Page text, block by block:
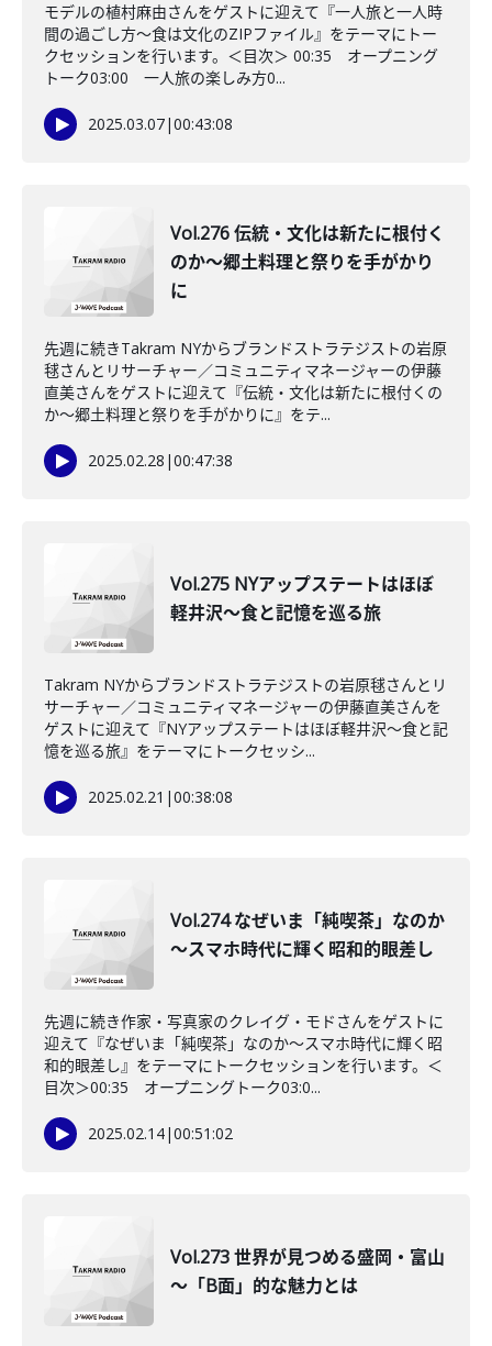
モデルの植村麻由さんをゲストに迎えて『一人旅と一人時
間の過ごし方～食は文化のZIPファイル』をテーマにトー
クセッションを行います。＜目次＞ 00:35 オープニング
トーク03:00 一人旅の楽しみ方0...
2025.03.07|00:43:08
Vol.276 伝統・文化は新たに根付く
のか～郷土料理と祭りを手がかり
に
先週に続きTakram NYからブランドストラテジストの岩原
毬さんとリサーチャー／コミュニティマネージャーの伊藤
直美さんをゲストに迎えて『伝統・文化は新たに根付くの
か～郷土料理と祭りを手がかりに』をテ...
2025.02.28 |00:47:38
Vol.275 NYアップステートはほぼ
軽井沢～食と記憶を巡る旅
Takram NYからブランドストラテジストの岩原毬さんとリ
サーチャー／コミュニティマネージャーの伊藤直美さんを
ゲストに迎えて『NYアップステートはほぼ軽井沢～食と記
憶を巡る旅』をテーマにトークセッシ...
2025.02.21 |00:38:08
Vol.274 なぜいま「純喫茶」なのか
～スマホ時代に輝く昭和的眼差し
先週に続き作家・写真家のクレイグ・モドさんをゲストに
迎えて『なぜいま「純喫茶」なのか～スマホ時代に輝く昭
和的眼差し』をテーマにトークセッションを行います。＜
目次＞00:35 オープニングトーク03:0...
2025.02.14|00:51:02
Vol.273 世界が見つめる盛岡・富山
～「B面」的な魅力とは